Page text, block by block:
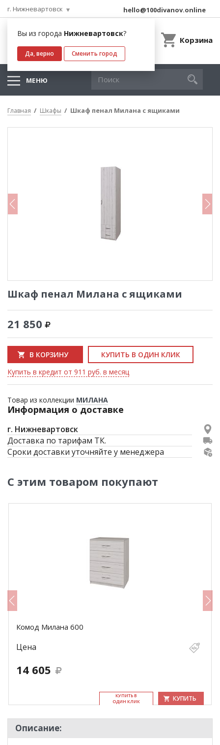
г. Нижневартовск
Вы из города Нижневартовск?
Да, верно Сменить город
hello@100divanov.online
Корзина
МЕНЮ
Главная Шкафы Шкаф пенал Милана с ящиками
Шкаф пенал Милана с ящиками
21 850
В КОРЗИНУ
КУПИТЬ В ОДИН КЛИК
Купить в кредит от 911 руб. в месяц
Товар из коллекции МИЛАНА
Информация о доставке
г. Нижневартовск
Доставка по тарифам ТК.
Сроки доставки уточняйте у менеджера
С этим товаром покупают
Комод Милана 600
Цена
14 605
КУ­ПИТЬ В
ОДИН КЛИК
КУПИТЬ
Описание: